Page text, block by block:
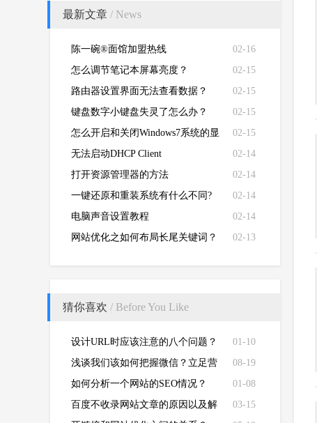
最新文章 / News
02-16
陈一碗®面馆加盟热线
02-15
怎么调节笔记本屏幕亮度？
02-15
路由器设置界面无法查看数据？
02-15
键盘数字小键盘失灵了怎么办？
02-15
怎么开启和关闭Windows7系统的显
卡硬件加速功能
02-14
无法启动DHCP Client
02-14
打开资源管理器的方法
02-14
一键还原和重装系统有什么不同?
02-14
电脑声音设置教程
02-13
网站优化之如何布局长尾关键词？
猜你喜欢 / Before You Like
01-10
设计URL时应该注意的八个问题？
08-19
浅谈我们该如何把握微信？立足营
销 做出未来
01-08
如何分析一个网站的SEO情况？
03-15
百度不收录网站文章的原因以及解